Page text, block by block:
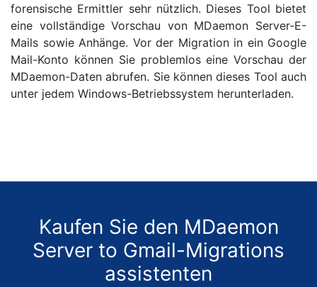
forensische Ermittler sehr nützlich. Dieses Tool bietet
eine vollständige Vorschau von MDaemon Server-E-
Mails sowie Anhänge. Vor der Migration in ein Google
Mail-Konto können Sie problemlos eine Vorschau der
MDaemon-Daten abrufen. Sie können dieses Tool auch
unter jedem Windows-Betriebssystem herunterladen.
Kaufen Sie den MDaemon
Server to Gmail-Migrations
assistenten